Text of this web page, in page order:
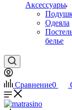
Аксессуары
Одеяла
белье
Сравнение0